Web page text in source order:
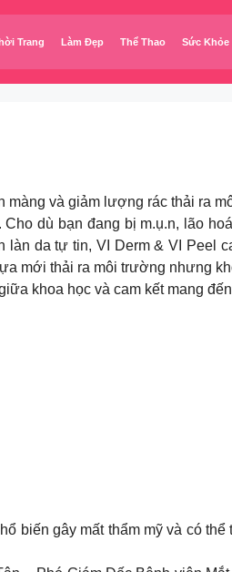
Trang Làm Đẹp Thể Thao Sức Khỏe
màng và giảm lượng rác thải ra
dù bạn đang bị m.ụ.n, lão
da tự tin, VI Derm & VI Peel
mới thải ra môi trường nhưng
khoa học và cam kết mang
biến gây mất thẩm mỹ và có